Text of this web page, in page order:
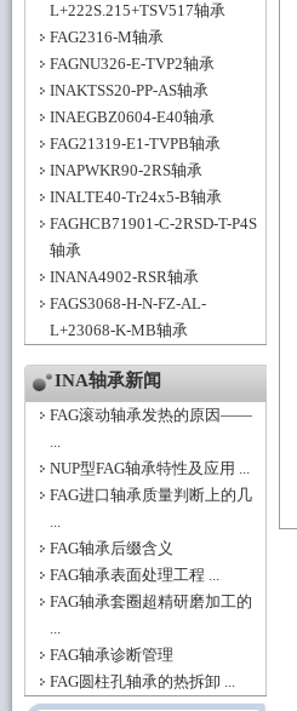
L+222S.215+TSV517轴承
FAG2316-M轴承
FAGNU326-E-TVP2轴承
INAKTSS20-PP-AS轴承
INAEGBZ0604-E40轴承
FAG21319-E1-TVPB轴承
INAPWKR90-2RS轴承
INALTE40-Tr24x5-B轴承
FAGHCB71901-C-2RSD-T-P4S
轴承
INANA4902-RSR轴承
FAGS3068-H-N-FZ-AL-
L+23068-K-MB轴承
INA轴承新闻
FAG滚动轴承发热的原因——
...
NUP型FAG轴承特性及应用 ...
FAG进口轴承质量判断上的几
...
FAG轴承后缀含义
FAG轴承表面处理工程 ...
FAG轴承套圈超精研磨加工的
...
FAG轴承诊断管理
FAG圆柱孔轴承的热拆卸 ...